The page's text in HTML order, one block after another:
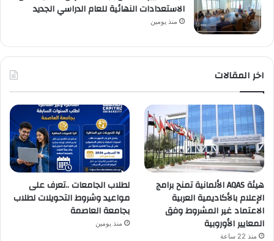
الاستعدادات النهائية للعام الدراسي الجديد
منذ يومين
اخر المقالات
هيئة AQAS الألمانية تمنح برامج
الإعلام بالأكاديمية العربية
الاعتماد غير المشروط وفق
المعايير الأوروبية
منذ 22 ساعة
لطلاب الجامعات ..تعرف على
مواعيد وشروط التحويلات لطلاب
بجامعة العاصمة
منذ يومين